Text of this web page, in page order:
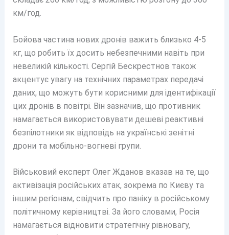
км/год.
Бойова частина нових дронів важить близько 4-5
кг, що робить їх досить небезпечними навіть при
невеликій кількості. Сергій Бескрестнов також
акцентує увагу на технічних параметрах передачі
даних, що можуть бути корисними для ідентифікації
цих дронів в повітрі. Він зазначив, що противник
намагається використовувати дешеві реактивні
безпілотники як відповідь на українські зенітні
дрони та мобільно-вогневі групи.
Військовий експерт Олег Жданов вказав на те, що
активізація російських атак, зокрема по Києву та
іншим регіонам, свідчить про паніку в російському
політичному керівництві. За його словами, Росія
намагається відновити стратегічну рівновагу,